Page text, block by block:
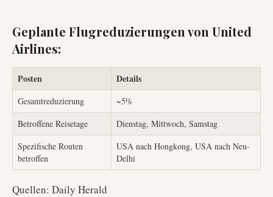
Geplante Flugreduzierungen von United
Airlines:
Posten Details
Gesamtreduzierung
~5%
Betroffene Reisetage
Dienstag, Mittwoch, Samstag
Spezifische Routen
betroffen
USA nach Hongkong, USA nach Neu-
Delhi
Quellen: Daily Herald